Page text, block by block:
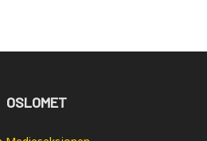
OSLOMET